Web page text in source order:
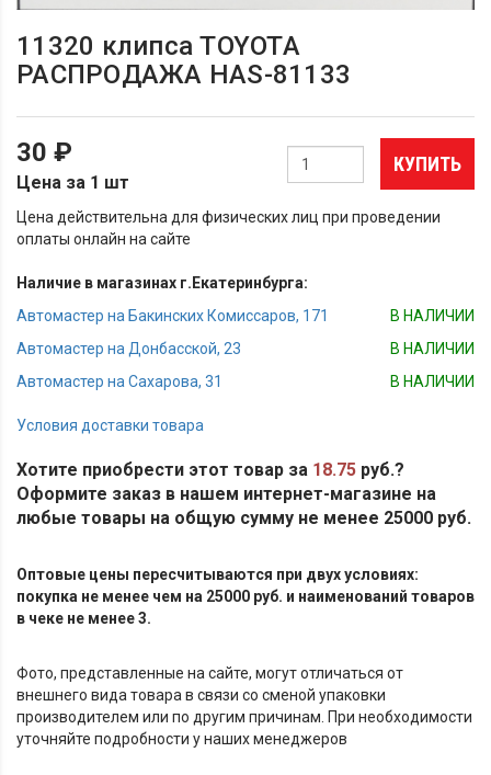
11320 клипса TOYOTA
РАСПРОДАЖА HAS-81133
30 ₽
Цена за 1 шт
КУПИТЬ
Цена действительна для физических лиц при проведении
оплаты онлайн на сайте
Наличие в магазинах г.Екатеринбурга:
Автомастер на Бакинских Комиссаров, 171
В НАЛИЧИИ
Автомастер на Донбасской, 23
В НАЛИЧИИ
Автомастер на Сахарова, 31
В НАЛИЧИИ
Условия доставки товара
Хотите приобрести этот товар за 18.75 руб.?
Оформите заказ в нашем интернет-магазине на
любые товары на общую сумму не менее 25000 руб.
Оптовые цены пересчитываются при двух условиях:
покупка не менее чем на 25000 руб. и наименований товаров
в чеке не менее 3.
Фото, представленные на сайте, могут отличаться от
внешнего вида товара в связи со сменой упаковки
производителем или по другим причинам. При необходимости
уточняйте подробности у наших менеджеров